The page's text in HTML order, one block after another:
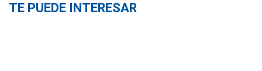
TE PUEDE INTERESAR